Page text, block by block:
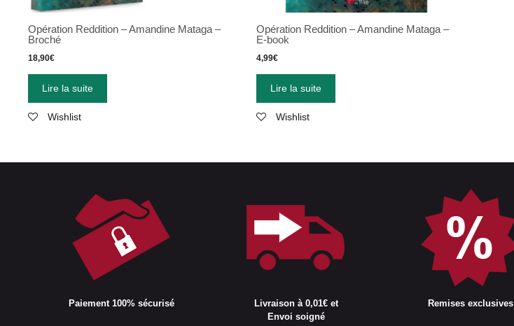
Opération Reddition – Amandine Mataga –
Broché
18,90€
Lire la suite
Wishlist
Opération Reddition – Amandine Mataga –
E-book
4,99€
Lire la suite
Wishlist
Paiement 100% sécurisé
Livraison à 0,01€ et
Envoi soigné
Remises exclusives